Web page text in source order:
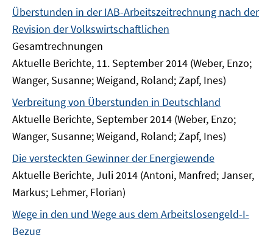
Überstunden in der IAB-Arbeitszeitrechnung nach der
Revision der Volkswirtschaftlichen
Gesamtrechnungen
Aktuelle Berichte, 11. September 2014 (Weber, Enzo;
Wanger, Susanne; Weigand, Roland; Zapf, Ines)
Verbreitung von Überstunden in Deutschland
Aktuelle Berichte, September 2014 (Weber, Enzo;
Wanger, Susanne; Weigand, Roland; Zapf, Ines)
Die versteckten Gewinner der Energiewende
Aktuelle Berichte, Juli 2014 (Antoni, Manfred; Janser,
Markus; Lehmer, Florian)
Wege in den und Wege aus dem Arbeitslosengeld-I-
Bezug